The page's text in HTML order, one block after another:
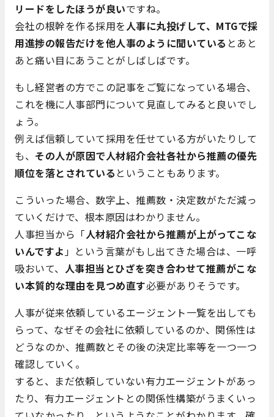
リードをしたほうが良いですね。
会社の根幹を作る採用を人事に丸投げして、MTGで採
用進捗の報告だけを他人事のように聞いている とあと
あと痛い目にあうことがしばしばです。
もし経営者の方でこの記事をご覧になっている場合、
これを機に人事部門について見直してみると良いでし
ょう。
例えば信頼していて採用を任せている方がいたりして
も、 その人が原因で人材紹介会社各社から推薦の優先
順位を落とされている ということもあります。
こういった場合、数字上、推薦数・決定数がただ減っ
ていくだけで、根本原因はわかりません。
人事担当から「人材紹介会社から推薦が上がってこな
いんですよ」という言葉がもし出てきた場合は、一呼
吸おいて、 人事担当とひざを突き合わせて推薦がこな
い本質的な理由を見つめ直す必要がありそうです。
人事が従来依頼しているエージェント一覧を出しても
らって、なぜその会社に依頼しているのか、関係性は
どうなのか、推薦数とその後の決定比率等を一つ一つ
確認していく。
すると、まだ依頼していない有力エージェントがあっ
たり、有力エージェントとの関係性構築がうまくいっ